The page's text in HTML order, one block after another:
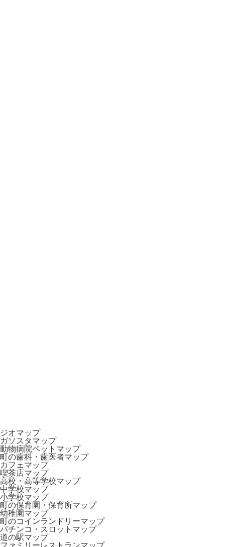
ジオマップ
ガソスタマップ
動物病院ペットマップ
町の歯科・歯医者マップ
カフェマップ
喫茶店マップ
高校・高等学校マップ
中学校マップ
小学校マップ
町の保育園・保育所マップ
幼稚園マップ
町のコインランドリーマップ
パチンコ・スロットマップ
道の駅マップ
ファミリーレストランマップ